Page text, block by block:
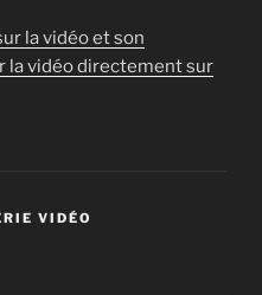
la vidéo et son
la vidéo directement sur
VIDÉO